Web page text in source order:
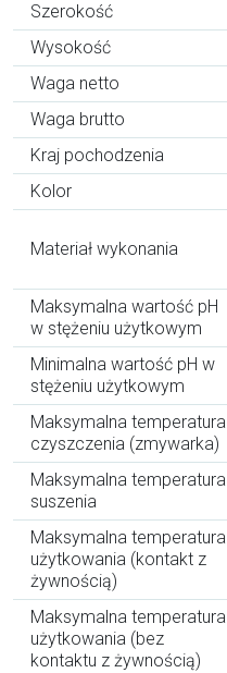
Szerokość
Wysokość
Waga netto
Waga brutto
Kraj pochodzenia
Kolor
Materiał wykonania
Maksymalna wartość pH
w stężeniu użytkowym
Minimalna wartość pH w
stężeniu użytkowym
Maksymalna temperatura
czyszczenia (zmywarka)
Maksymalna temperatura
suszenia
Maksymalna temperatura
użytkowania (kontakt z
żywnością)
Maksymalna temperatura
użytkowania (bez
kontaktu z żywnością)